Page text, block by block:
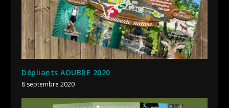
Dépliants AOUBRE 2020
8 septembre 2020